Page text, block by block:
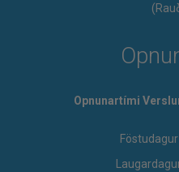
Opnunartími